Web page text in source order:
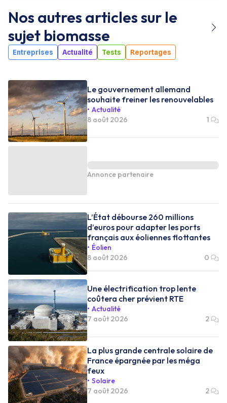
Nos autres articles sur le
sujet biomasse
Entreprises Actualité Tests Reportages
Le gouvernement allemand
souhaite freiner les renouvelables
Actualité
8 août 2026
1
Annonce partenaire
L’État débourse 260 millions
d’euros pour adapter les ports
français aux éoliennes flottantes
Éolien
8 août 2026
0
Une électrification trop lente
coûtera cher prévient RTE
Actualité
7 août 2026
2
La plus grande centrale solaire de
France épargnée par les méga
feux
Solaire
7 août 2026
2